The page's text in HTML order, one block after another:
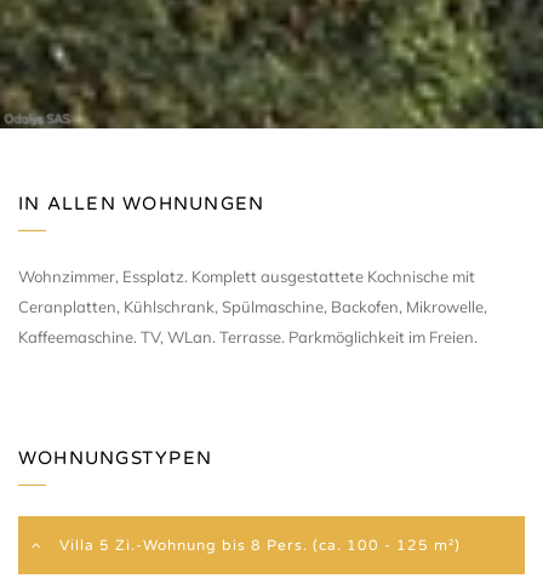
Odalys SAS
IN ALLEN WOHNUNGEN
Wohnzimmer, Essplatz. Komplett ausgestattete Kochnische mit
Ceranplatten, Kühlschrank, Spülmaschine, Backofen, Mikrowelle,
Kaffeemaschine. TV, WLan. Terrasse. Parkmöglichkeit im Freien.
WOHNUNGSTYPEN
Villa 5 Zi.-Wohnung bis 8 Pers. (ca. 100 - 125 m²)